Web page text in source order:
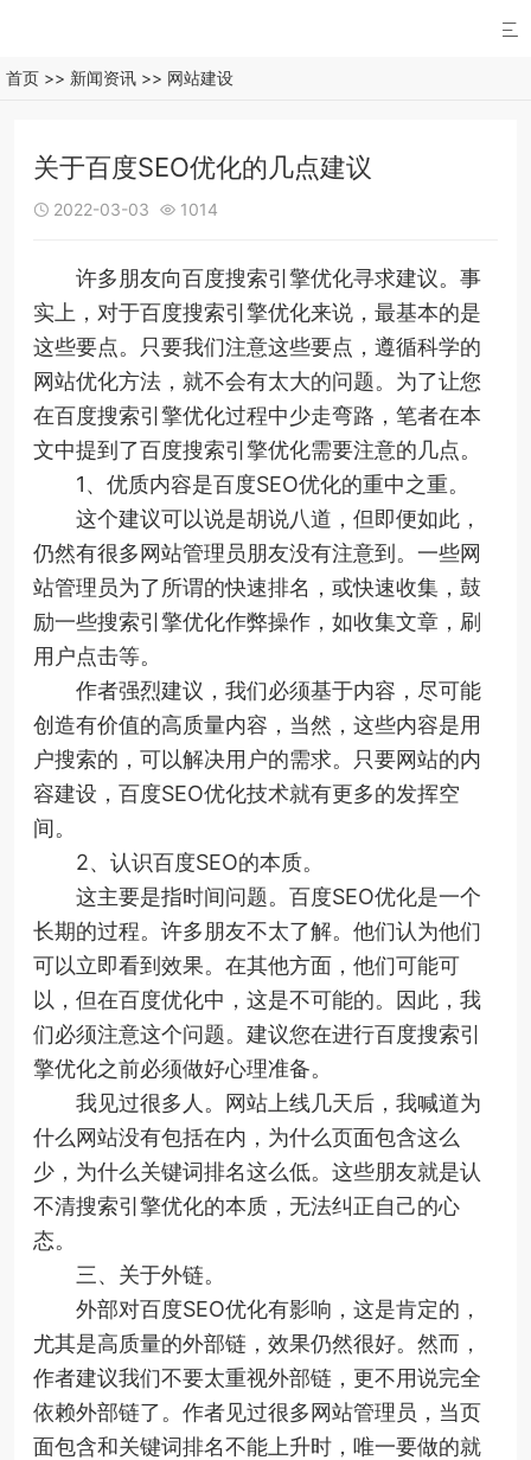

首页 >> 新闻资讯 >> 网站建设
关于百度SEO优化的几点建议
 2022-03-03  1014
许多朋友向百度搜索引擎优化寻求建议。事
实上，对于百度搜索引擎优化来说，最基本的是
这些要点。只要我们注意这些要点，遵循科学的
网站优化方法，就不会有太大的问题。为了让您
在百度搜索引擎优化过程中少走弯路，笔者在本
文中提到了百度搜索引擎优化需要注意的几点。
1、优质内容是百度SEO优化的重中之重。
这个建议可以说是胡说八道，但即便如此，
仍然有很多网站管理员朋友没有注意到。一些网
站管理员为了所谓的快速排名，或快速收集，鼓
励一些搜索引擎优化作弊操作，如收集文章，刷
用户点击等。
作者强烈建议，我们必须基于内容，尽可能
创造有价值的高质量内容，当然，这些内容是用
户搜索的，可以解决用户的需求。只要网站的内
容建设，百度SEO优化技术就有更多的发挥空
间。
2、认识百度SEO的本质。
这主要是指时间问题。百度SEO优化是一个
长期的过程。许多朋友不太了解。他们认为他们
可以立即看到效果。在其他方面，他们可能可
以，但在百度优化中，这是不可能的。因此，我
们必须注意这个问题。建议您在进行百度搜索引
擎优化之前必须做好心理准备。
我见过很多人。网站上线几天后，我喊道为
什么网站没有包括在内，为什么页面包含这么
少，为什么关键词排名这么低。这些朋友就是认
不清搜索引擎优化的本质，无法纠正自己的心
态。
三、关于外链。
外部对百度SEO优化有影响，这是肯定的，
尤其是高质量的外部链，效果仍然很好。然而，
作者建议我们不要太重视外部链，更不用说完全
依赖外部链了。作者见过很多网站管理员，当页
面包含和关键词排名不能上升时，唯一要做的就